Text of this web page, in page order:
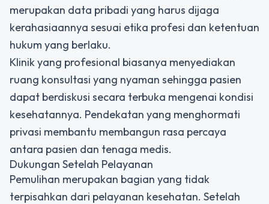
merupakan data pribadi yang harus dijaga
kerahasiaannya sesuai etika profesi dan ketentuan
hukum yang berlaku.
Klinik yang profesional biasanya menyediakan
ruang konsultasi yang nyaman sehingga pasien
dapat berdiskusi secara terbuka mengenai kondisi
kesehatannya. Pendekatan yang menghormati
privasi membantu membangun rasa percaya
antara pasien dan tenaga medis.
Dukungan Setelah Pelayanan
Pemulihan merupakan bagian yang tidak
terpisahkan dari pelayanan kesehatan. Setelah